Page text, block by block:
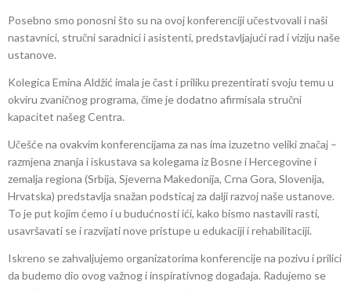
Posebno smo ponosni što su na ovoj konferenciji učestvovali i naši
nastavnici, stručni saradnici i asistenti, predstavljajući rad i viziju naše
ustanove.
Kolegica Emina Aldžić imala je čast i priliku prezentirati svoju temu u
okviru zvaničnog programa, čime je dodatno afirmisala stručni
kapacitet našeg Centra.
Učešće na ovakvim konferencijama za nas ima izuzetno veliki značaj –
razmjena znanja i iskustava sa kolegama iz Bosne i Hercegovine i
zemalja regiona (Srbija, Sjeverna Makedonija, Crna Gora, Slovenija,
Hrvatska) predstavlja snažan podsticaj za dalji razvoj naše ustanove.
To je put kojim ćemo i u budućnosti ići, kako bismo nastavili rasti,
usavršavati se i razvijati nove pristupe u edukaciji i rehabilitaciji.
Iskreno se zahvaljujemo organizatorima konferencije na pozivu i prilici
da budemo dio ovog važnog i inspirativnog događaja. Radujemo se